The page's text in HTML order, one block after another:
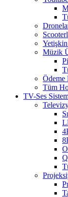
Müzik
Ödeme
Tüm
TV-Ses